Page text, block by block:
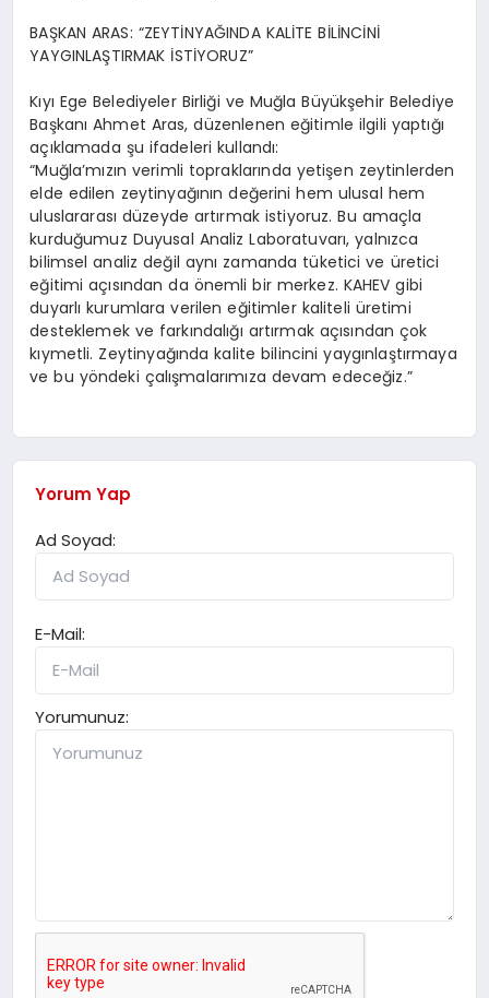
BAŞKAN ARAS: “ZEYTİNYAĞINDA KALİTE BİLİNCİNİ
YAYGINLAŞTIRMAK İSTİYORUZ”
Kıyı Ege Belediyeler Birliği ve Muğla Büyükşehir Belediye
Başkanı Ahmet Aras, düzenlenen eğitimle ilgili yaptığı
açıklamada şu ifadeleri kullandı:
“Muğla’mızın verimli topraklarında yetişen zeytinlerden
elde edilen zeytinyağının değerini hem ulusal hem
uluslararası düzeyde artırmak istiyoruz. Bu amaçla
kurduğumuz Duyusal Analiz Laboratuvarı, yalnızca
bilimsel analiz değil aynı zamanda tüketici ve üretici
eğitimi açısından da önemli bir merkez. KAHEV gibi
duyarlı kurumlara verilen eğitimler kaliteli üretimi
desteklemek ve farkındalığı artırmak açısından çok
kıymetli. Zeytinyağında kalite bilincini yaygınlaştırmaya
ve bu yöndeki çalışmalarımıza devam edeceğiz.”
Yorum Yap
Ad Soyad:
E-Mail:
Yorumunuz: